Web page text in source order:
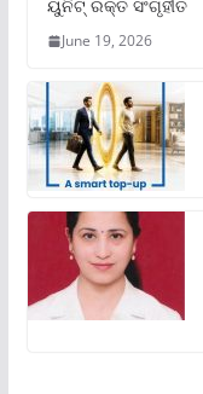
ୟୁନିଟ୍‌ ରକ୍ତ ସଂଗୃହୀତ
June 19, 2026